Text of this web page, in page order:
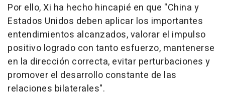
Por ello, Xi ha hecho hincapié en que "China y
Estados Unidos deben aplicar los importantes
entendimientos alcanzados, valorar el impulso
positivo logrado con tanto esfuerzo, mantenerse
en la dirección correcta, evitar perturbaciones y
promover el desarrollo constante de las
relaciones bilaterales".